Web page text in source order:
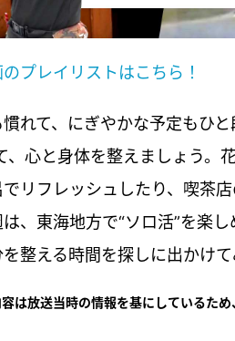
プレイリストはこちら！
れて、にぎやかな予定もひ
、心と身体を整えましょう。
リフレッシュしたり、喫茶
、東海地方で“ソロ活”を楽
整える時間を探しに出かけて
は放送当時の情報を基にしているた